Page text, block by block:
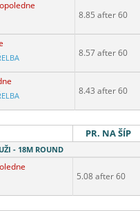
8.85 after 60
8.57 after 60
8.43 after 60
PR. NA ŠÍP
- 18M ROUND
5.08 after 60